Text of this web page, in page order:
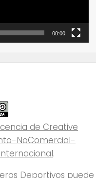
00:00
de Creative
NoComercial-
.
Deportivos puede